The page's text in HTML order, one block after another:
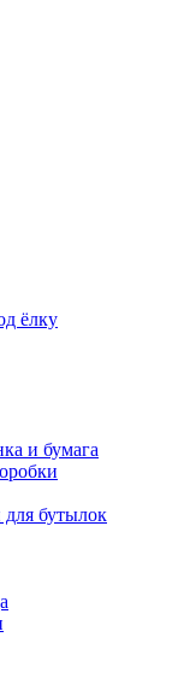
ёлку
и бумага
бутылок